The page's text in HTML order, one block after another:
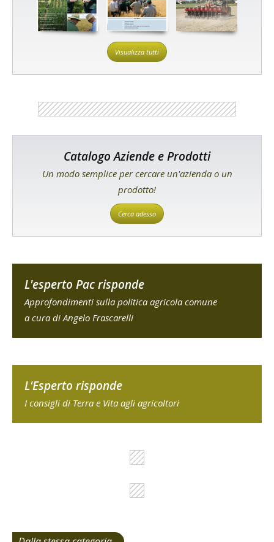
Visualizza tutti
Catalogo Aziende e Prodotti
Un modo semplice per cercare un'azienda o un
prodotto!
Cerca adesso
L'esperto Pac risponde
Approfondimenti sulla politica agricola comune
a cura di Angelo Frascarelli
L'Esperto risponde
I consigli di Terra e Vita agli agricoltori